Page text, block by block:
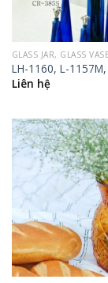
GLASS JAR, GLASS VASE
LH-1160, L-1157M,
Liên hệ